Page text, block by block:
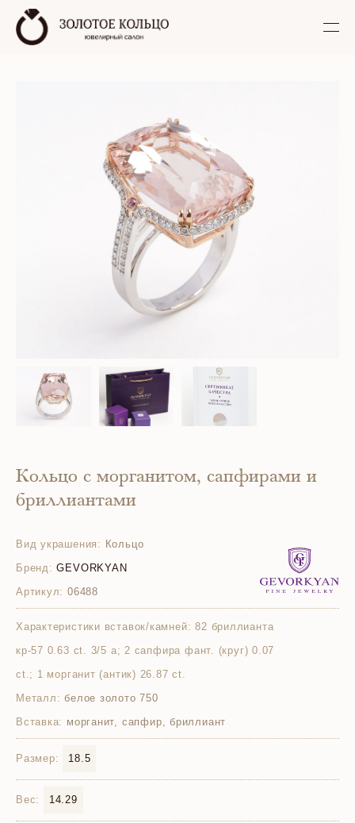
Кольцо с морганитом, сапфирами и
бриллиантами
Вид украшения: Кольцо
Бренд: GEVORKYAN
Артикул: 06488
Характеристики вставок/камней: 82 бриллианта
кр-57 0.63 ct. 3/5 а; 2 сапфира фант. (круг) 0.07
ct.; 1 морганит (антик) 26.87 ct.
Металл: белое золото 750
Вставка: морганит, сапфир, бриллиант
Размер: 18.5
Вес: 14.29